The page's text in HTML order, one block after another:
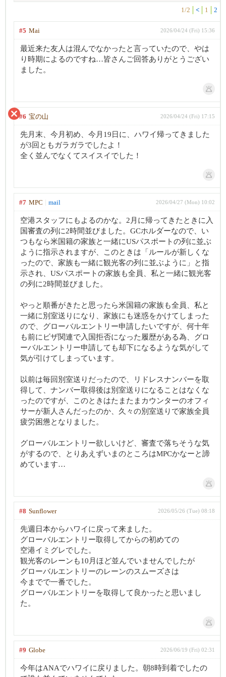
1/2 < 1 2
#5 Mai 2026/04/24 (Fri) 15:36
最近来た友人は混んでなかったと言っていたので、やは
り時期によるのですね…皆さんご回答ありがとうござい
ました。
#6 宝の山 2026/04/24 (Fri) 17:15
先月末、今月初め、今月19日に、ハワイ帰ってきました
が3回ともガラガラでしたよ！
全く並んでなくてスイスイでした！
#7 MPC mail 2026/04/27 (Mon) 10:02
空港スタッフにもよるのかな。2月に帰ってきたときに入
国審査の列に2時間並びました。GCホルダーなので、い
つもなら米国籍の家族と一緒にUSパスポートの列に並ぶ
ように指示されますが、このときは「ルールが新しくな
ったので、家族も一緒に観光客の列に並ぶように」と指
示され、USパスポートの家族も全員、私と一緒に観光客
の列に2時間並びました。
やっと順番がきたと思ったら米国籍の家族も全員、私と
一緒に別室送りになり、家族にも迷惑をかけてしまった
ので、グローバルエントリー申請したいですが、何十年
も前にビザ関連で入国拒否になった履歴がある為、グロ
ーバルエントリー申請しても却下になるような気がして
気が引けてしまっています。
以前は毎回別室送りだったので、リドレスナンバーを取
得して、ナンバー取得後は別室送りになることはなくな
ったのですが、このときはたまたまカウンターのオフィ
サーが新人さんだったのか、久々の別室送りで家族全員
疲労困憊となりました。
グローバルエントリー欲しいけど、審査で落ちそうな気
がするので、とりあえずいまのところはMPCかなーと諦
めています…
#8 Sunflower 2026/05/26 (Tue) 08:18
先週日本からハワイに戻って来ました。
グローバルエントリー取得してからの初めての
空港イミグレでした。
観光客のレーンも10月ほど並んでいませんでしたが
グローバルエントリーのレーンのスムーズさは
今までで一番でした。
グローバルエントリーを取得して良かったと思いまし
た。
#9 Globe 2026/06/19 (Fri) 02:31
今年はANAでハワイに戻りました。朝8時到着でしたの